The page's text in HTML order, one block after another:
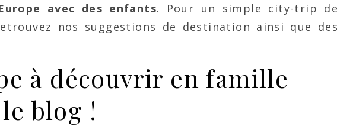
avec des enfants. Pour un simple city-trip de
nos suggestions de destination ainsi que des
à découvrir en famille
blog !